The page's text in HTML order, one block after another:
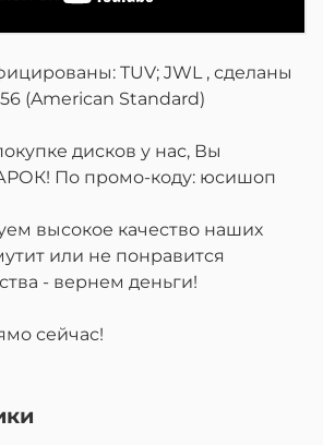
TUV; JWL , сделаны
(American Standard)
дисков у нас, Вы
По промо-коду: юсишоп
высокое качество наших
или не понравится
- вернем деньги!
сейчас!